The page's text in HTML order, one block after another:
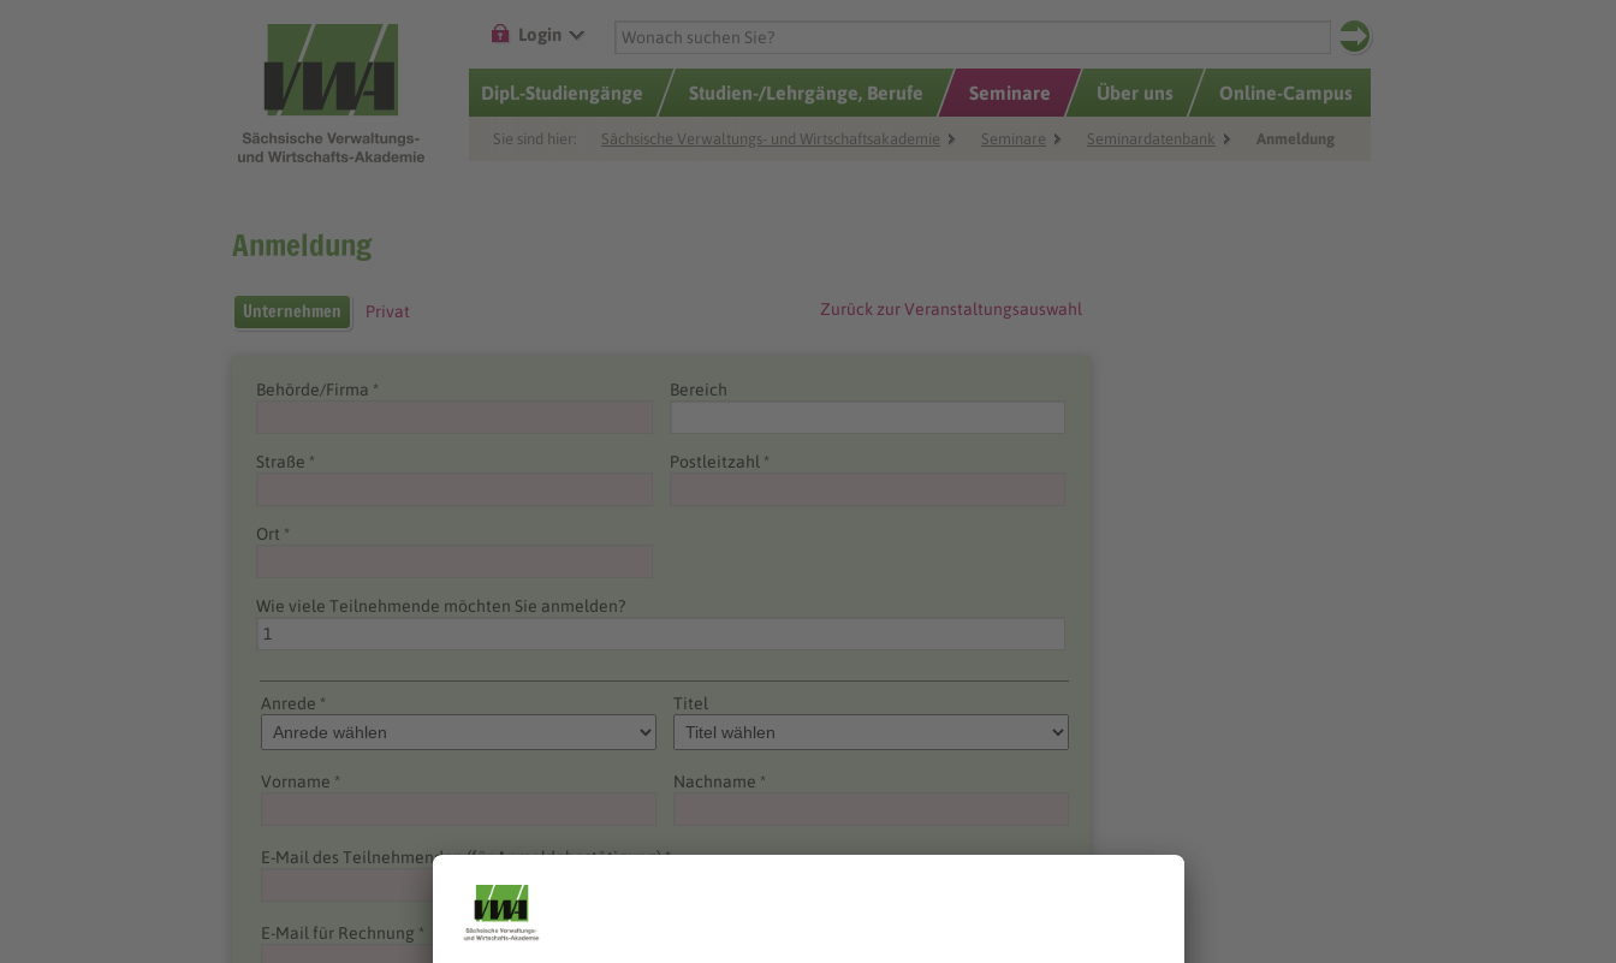
Login
Dipl.-Studiengänge Studien-/Lehrgänge, Berufe Seminare Über uns Online-Campus
Sie sind hier: Sächsische Verwaltungs- und Wirtschaftsakademie Seminare Seminardatenbank Anmeldung
Anmeldung
Unternehmen Privat Zurück zur Veranstaltungsauswahl
Behörde/Firma * Bereich
Straße * Postleitzahl *
Ort *
Wie viele Teilnehmende möchten Sie anmelden?
Anrede * Titel
Vorname * Nachname *
E-Mail des Teilnehmenden (für Anmeldebestätigung) *
E-Mail für Rechnung *